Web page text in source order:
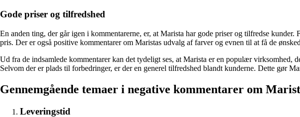
Gode priser og tilfredshed
En anden ting, der går igen i kommentarerne, er, at Marista har gode priser og tilfredse
pris. Der er også positive kommentarer om Maristas udvalg af farver og evnen til at få de
Ud fra de indsamlede kommentarer kan det tydeligt ses, at Marista er en populær
Selvom der er plads til forbedringer, er der en generel tilfredshed blandt kunderne. Dette gør
Gennemgående temaer i negative kommentarer om
Leveringstid